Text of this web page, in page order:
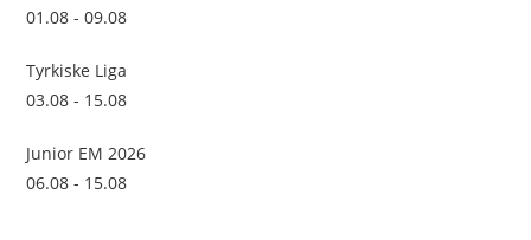
01.08 - 09.08
Tyrkiske Liga
03.08 - 15.08
Junior EM 2026
06.08 - 15.08